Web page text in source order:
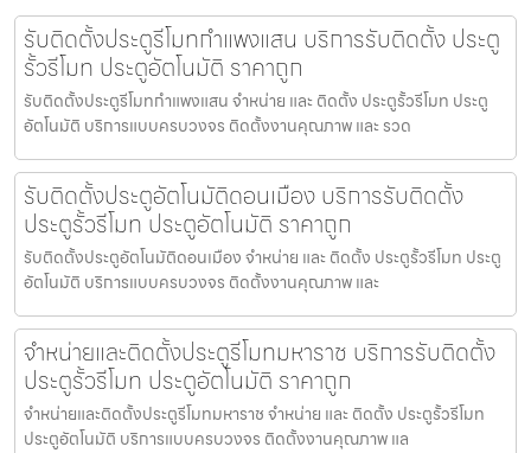
รับติดตั้งประตูรีโมทกำแพงแสน บริการรับติดตั้ง ประตู
รั้วรีโมท ประตูอัตโนมัติ ราคาถูก
รับติดตั้งประตูรีโมทกำแพงแสน จำหน่าย และ ติดตั้ง ประตูรั้วรีโมท ประตู
อัตโนมัติ บริการแบบครบวงจร ติดตั้งงานคุณภาพ และ รวด
รับติดตั้งประตูอัตโนมัติดอนเมือง บริการรับติดตั้ง
ประตูรั้วรีโมท ประตูอัตโนมัติ ราคาถูก
รับติดตั้งประตูอัตโนมัติดอนเมือง จำหน่าย และ ติดตั้ง ประตูรั้วรีโมท ประตู
อัตโนมัติ บริการแบบครบวงจร ติดตั้งงานคุณภาพ และ
จำหน่ายและติดตั้งประตูรีโมทมหาราช บริการรับติดตั้ง
ประตูรั้วรีโมท ประตูอัตโนมัติ ราคาถูก
จำหน่ายและติดตั้งประตูรีโมทมหาราช จำหน่าย และ ติดตั้ง ประตูรั้วรีโมท
ประตูอัตโนมัติ บริการแบบครบวงจร ติดตั้งงานคุณภาพ แล